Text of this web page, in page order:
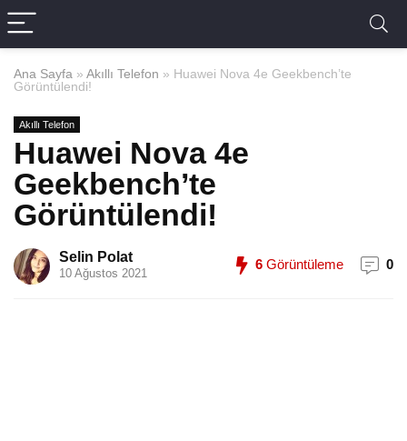
Ana Sayfa » Akıllı Telefon » Huawei Nova 4e Geekbench’te
Görüntülendi!
Akıllı Telefon
Huawei Nova 4e
Geekbench’te
Görüntülendi!
Selin Polat
10 Ağustos 2021
6 Görüntüleme 0